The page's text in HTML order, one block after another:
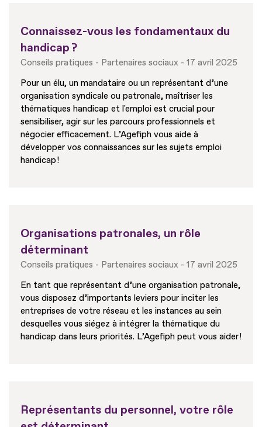
Connaissez-vous les fondamentaux du
handicap ?
Conseils pratiques Partenaires sociaux
17 avril 2025
Pour un élu, un mandataire ou un représentant d’une
organisation syndicale ou patronale, maîtriser les
thématiques handicap et l'emploi est crucial pour
sensibiliser, agir sur les parcours professionnels et
négocier efficacement. L’Agefiph vous aide à
développer vos connaissances sur les sujets emploi
handicap !
Organisations patronales, un rôle
déterminant
Conseils pratiques Partenaires sociaux
17 avril 2025
En tant que représentant d’une organisation patronale,
vous disposez d’importants leviers pour inciter les
entreprises de votre réseau et les instances au sein
desquelles vous siégez à intégrer la thématique du
handicap dans leurs priorités. L’Agefiph peut vous aider !
Représentants du personnel, votre rôle